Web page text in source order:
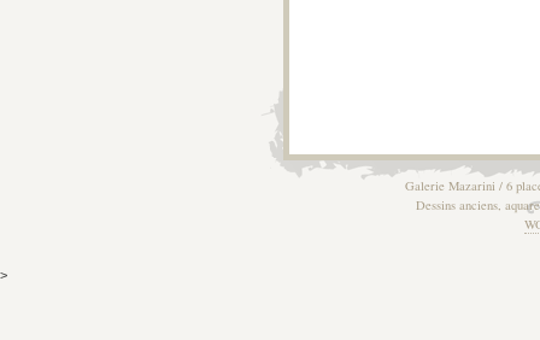
Galerie Mazarini / 6
Dessins anciens,
>